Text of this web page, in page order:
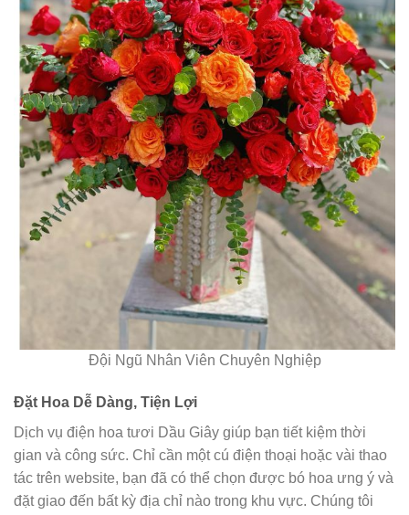
Đội Ngũ Nhân Viên Chuyên Nghiệp
Đặt Hoa Dễ Dàng, Tiện Lợi
Dịch vụ điện hoa tươi Dầu Giây giúp bạn tiết kiệm thời
gian và công sức. Chỉ cần một cú điện thoại hoặc vài thao
tác trên website, bạn đã có thể chọn được bó hoa ưng ý và
đặt giao đến bất kỳ địa chỉ nào trong khu vực. Chúng tôi